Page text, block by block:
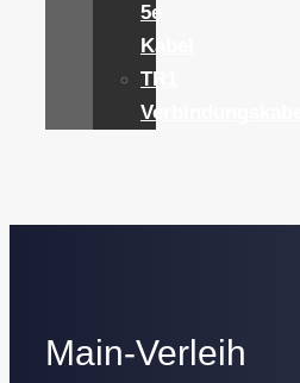
5e
Kabel
TR1
Verbindungskabel
Main-Verleih